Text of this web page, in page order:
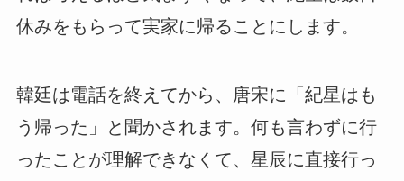
休みをもらって実家に帰ることにします。
韓廷は電話を終えてから、唐宋に「紀星はも
う帰った」と聞かされます。何も言わずに行
ったことが理解できなくて、星辰に直接行っ